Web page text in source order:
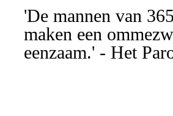
'De mannen van
maken een
eenzaam.' - Het